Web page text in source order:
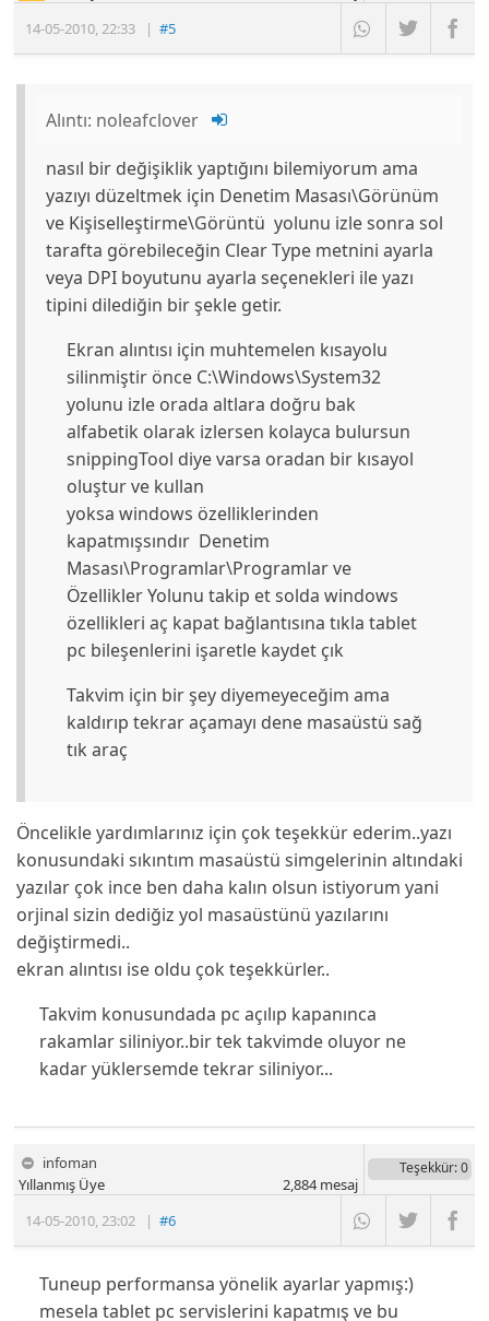
14-05-2010,22:33 |#5
Alıntı: noleafclover
nasıl bir değişiklik yaptığını bilemiyorum ama
yazıyı düzeltmek için Denetim Masası\Görünüm
ve Kişiselleştirme\Görüntü yolunu izle sonra sol
tarafta görebileceğin Clear Type metnini ayarla
veya DPI boyutunu ayarla seçenekleri ile yazı
tipini dilediğin bir şekle getir.
Ekran alıntısı için muhtemelen kısayolu
silinmiştir önce C:\Windows\System32
yolunu izle orada altlara doğru bak
alfabetik olarak izlersen kolayca bulursun
snippingTool diye varsa oradan bir kısayol
oluştur ve kullan
yoksa windows özelliklerinden
kapatmışsındır Denetim
Masası\Programlar\Programlar ve
Özellikler Yolunu takip et solda windows
özellikleri aç kapat bağlantısına tıkla tablet
pc bileşenlerini işaretle kaydet çık
Takvim için bir şey diyemeyeceğim ama
kaldırıp tekrar açamayı dene masaüstü sağ
tık araç
Öncelikle yardımlarınız için çok teşekkür ederim..yazı
konusundaki sıkıntım masaüstü simgelerinin altındaki
yazılar çok ince ben daha kalın olsun istiyorum yani
orjinal sizin dediğiz yol masaüstünü yazılarını
değiştirmedi..
ekran alıntısı ise oldu çok teşekkürler..
Takvim konusundada pc açılıp kapanınca
rakamlar siliniyor..bir tek takvimde oluyor ne
kadar yüklersemde tekrar siliniyor...
infoman
14-05-2010 23:02 |#6
Yıllanmış Üye
Teşekkür: 0
2,884mesaj
Tuneup performansa yönelik ayarlar yapmış:)
mesela tablet pc servislerini kapatmış ve bu